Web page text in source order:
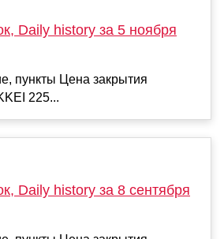
Daily history за 5 ноября
пункты Цена закрытия
225...
Daily history за 8 сентября